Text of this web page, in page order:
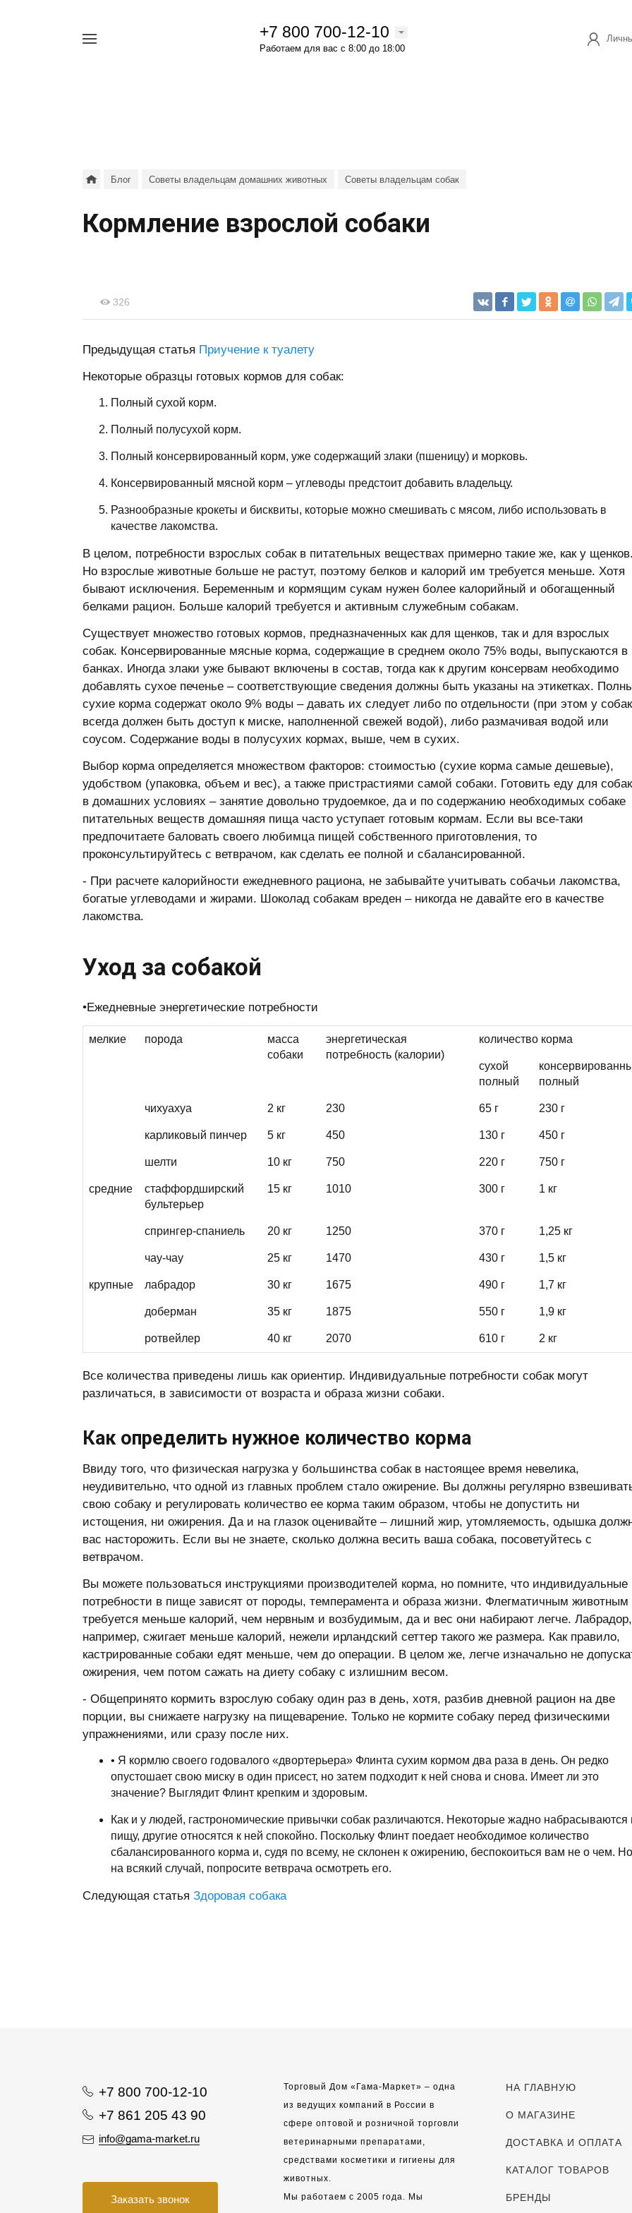
+7 800 700-12-10
Работаем для вас с 8:00 до 18:00
Блог Советы владельцам домашних животных Советы владельцам собак
Кормление взрослой собаки
326
Предыдущая статья Приучение к туалету
Некоторые образцы готовых кормов для собак:
Полный сухой корм.
Полный полусухой корм.
Полный консервированный корм, уже содержащий злаки (пшеницу) и морковь.
Консервированный мясной корм – углеводы предстоит добавить владельцу.
Разнообразные крокеты и бисквиты, которые можно смешивать с мясом, либо использовать в
качестве лакомства.
В целом, потребности взрослых собак в питательных веществах примерно такие же, как у
Но взрослые животные больше не растут, поэтому белков и калорий им требуется меньше. Хотя
бывают исключения. Беременным и кормящим сукам нужен более калорийный и обогащенный
белками рацион. Больше калорий требуется и активным служебным собакам.
Существует множество готовых кормов, предназначенных как для щенков, так и для взрослых
собак. Консервированные мясные корма, содержащие в среднем около 75% воды, выпускаются в
банках. Иногда злаки уже бывают включены в состав, тогда как к другим консервам необходимо
добавлять сухое печенье – соответствующие сведения должны быть указаны на этикетках.
сухие корма содержат около 9% воды – давать их следует либо по отдельности (при этом у
всегда должен быть доступ к миске, наполненной свежей водой), либо размачивая водой или
соусом. Содержание воды в полусухих кормах, выше, чем в сухих.
Выбор корма определяется множеством факторов: стоимостью (сухие корма самые дешевые),
удобством (упаковка, объем и вес), а также пристрастиями самой собаки. Готовить еду для
в домашних условиях – занятие довольно трудоемкое, да и по содержанию необходимых собаке
питательных веществ домашняя пища часто уступает готовым кормам. Если вы все-таки
предпочитаете баловать своего любимца пищей собственного приготовления, то
проконсультируйтесь с ветврачом, как сделать ее полной и сбалансированной.
- При расчете калорийности ежедневного рациона, не забывайте учитывать собачьи лакомства,
богатые углеводами и жирами. Шоколад собакам вреден – никогда не давайте его в качестве
лакомства.
Уход за собакой
•Ежедневные энергетические потребности
мелкие порода
масса
собаки
энергетическая
потребность (калории)
количество корма
сухой
полный
полный
чихуахуа 2 кг 230 65 г 230 г
карликовый пинчер 5 кг 450 130 г 450 г
шелти 10 кг 750 220 г 750 г
средние
стаффордширский
бультерьер
15 кг 1010 300 г 1 кг
спрингер-спаниель 20 кг 1250 370 г 1,25 кг
чау-чау 25 кг 1470 430 г 1,5 кг
крупные лабрадор 30 кг 1675 490 г 1,7 кг
доберман 35 кг 1875 550 г 1,9 кг
ротвейлер 40 кг 2070 610 г 2 кг
Все количества приведены лишь как ориентир. Индивидуальные потребности собак могут
различаться, в зависимости от возраста и образа жизни собаки.
Как определить нужное количество корма
Ввиду того, что физическая нагрузка у большинства собак в настоящее время невелика,
неудивительно, что одной из главных проблем стало ожирение. Вы должны регулярно
свою собаку и регулировать количество ее корма таким образом, чтобы не допустить ни
истощения, ни ожирения. Да и на глазок оценивайте – лишний жир, утомляемость, одышка
вас насторожить. Если вы не знаете, сколько должна весить ваша собака, посоветуйтесь с
ветврачом.
Вы можете пользоваться инструкциями производителей корма, но помните, что индивидуальные
потребности в пище зависят от породы, темперамента и образа жизни. Флегматичным животным
требуется меньше калорий, чем нервным и возбудимым, да и вес они набирают легче. Лабрадор,
например, сжигает меньше калорий, нежели ирландский сеттер такого же размера. Как правило,
кастрированные собаки едят меньше, чем до операции. В целом же, легче изначально не
ожирения, чем потом сажать на диету собаку с излишним весом.
- Общепринято кормить взрослую собаку один раз в день, хотя, разбив дневной рацион на две
порции, вы снижаете нагрузку на пищеварение. Только не кормите собаку перед физическими
упражнениями, или сразу после них.
• Я кормлю своего годовалого «двортерьера» Флинта сухим кормом два раза в день. Он редко
опустошает свою миску в один присест, но затем подходит к ней снова и снова. Имеет ли это
значение? Выглядит Флинт крепким и здоровым.
Как и у людей, гастрономические привычки собак различаются. Некоторые жадно набрасываются
пищу, другие относятся к ней спокойно. Поскольку Флинт поедает необходимое количество
сбалансированного корма и, судя по всему, не склонен к ожирению, беспокоиться вам не о чем.
на всякий случай, попросите ветврача осмотреть его.
Следующая статья Здоровая собака
+7 800 700-12-10
+7 861 205 43 90
info@gama-market.ru
Заказать звонок
Торговый Дом «Гама-Маркет» – одна
из ведущих компаний в России в
сфере оптовой и розничной торговли
ветеринарными препаратами,
средствами косметики и гигиены для
животных.
Мы работаем с 2005 года. Мы
НА ГЛАВНУЮ
О МАГАЗИНЕ
ДОСТАВКА И ОПЛАТА
КАТАЛОГ ТОВАРОВ
БРЕНДЫ